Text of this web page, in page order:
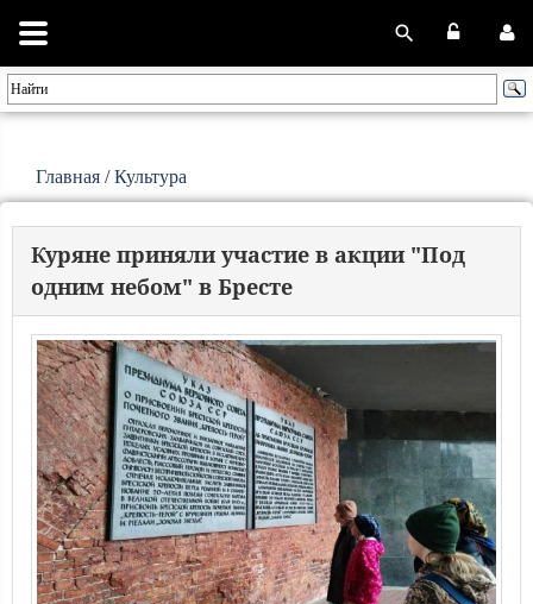
Главная /Культура
Куряне приняли участие в акции "Под
одним небом" в Бресте